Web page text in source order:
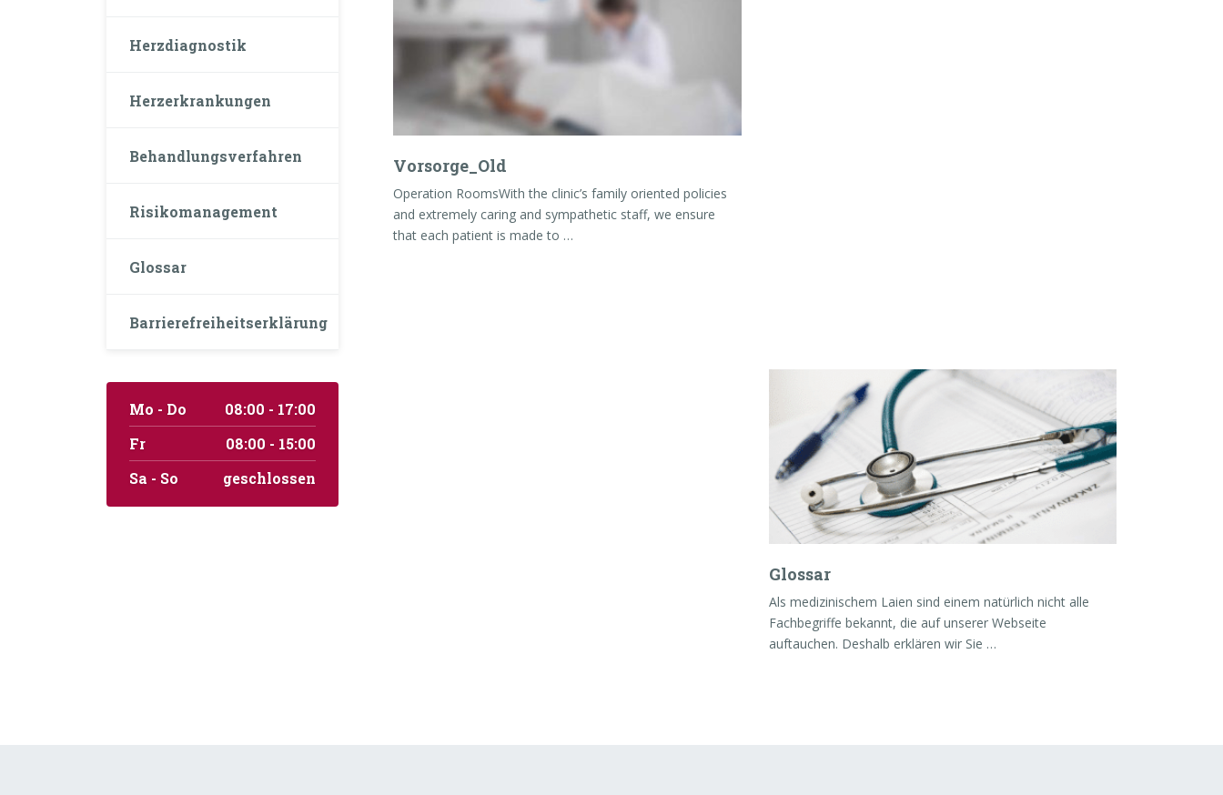
Vorsorge_Old
Operation RoomsWith the clinic’s family oriented policies
and extremely caring and sympathetic staff, we ensure
that each patient is made to …
Glossar
Als medizinischem Laien sind einem natürlich nicht alle
Fachbegriffe bekannt, die auf unserer Webseite
auftauchen. Deshalb erklären wir Sie …
Herzdiagnostik
Herzerkrankungen
Behandlungsverfahren
Risikomanagement
Glossar
Barrierefreiheitserklärung
Mo - Do
08:00 - 17:00
Fr
08:00 - 15:00
Sa - So
geschlossen